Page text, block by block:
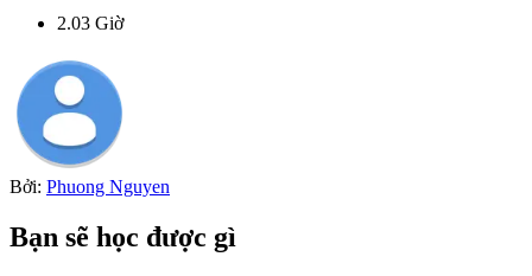
2.03 Giờ
Bởi: Phuong Nguyen
Bạn sẽ học được gì